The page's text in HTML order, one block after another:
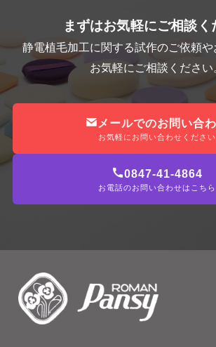
まずはお気軽にご相談く
静電植毛加工に関する試作のご依頼や
お気軽にご相談ください
メールでのお問い合
お気軽にお問い合わせください
0847-41-4864
お電話のお問い合わせはこちら